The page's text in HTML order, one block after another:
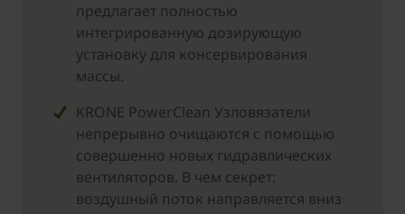
предлагает полностью
интегрированную дозирующую
установку для консервирования
массы.
KRONE PowerClean Узловязатели
непрерывно очищаются с помощью
совершенно новых гидравлических
вентиляторов. В чем секрет:
воздушный поток направляется вниз